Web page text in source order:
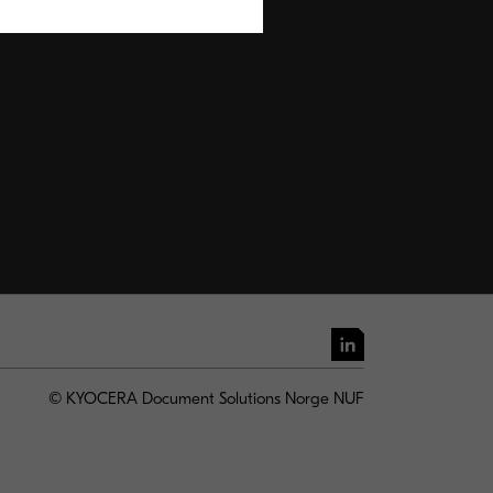
© KYOCERA Document Solutions Norge NUF